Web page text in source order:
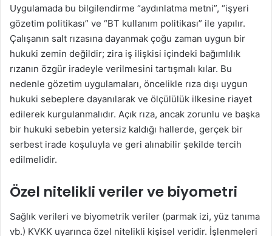
Uygulamada bu bilgilendirme “aydınlatma metni”, “işyeri
gözetim politikası” ve “BT kullanım politikası” ile yapılır.
Çalışanın salt rızasına dayanmak çoğu zaman uygun bir
hukuki zemin değildir; zira iş ilişkisi içindeki bağımlılık
rızanın özgür iradeyle verilmesini tartışmalı kılar. Bu
nedenle gözetim uygulamaları, öncelikle rıza dışı uygun
hukuki sebeplere dayanılarak ve ölçülülük ilkesine riayet
edilerek kurgulanmalıdır. Açık rıza, ancak zorunlu ve başka
bir hukuki sebebin yetersiz kaldığı hallerde, gerçek bir
serbest irade koşuluyla ve geri alınabilir şekilde tercih
edilmelidir.
Özel nitelikli veriler ve biyometri
Sağlık verileri ve biyometrik veriler (parmak izi, yüz tanıma
vb.) KVKK uyarınca özel nitelikli kişisel veridir. İşlenmeleri